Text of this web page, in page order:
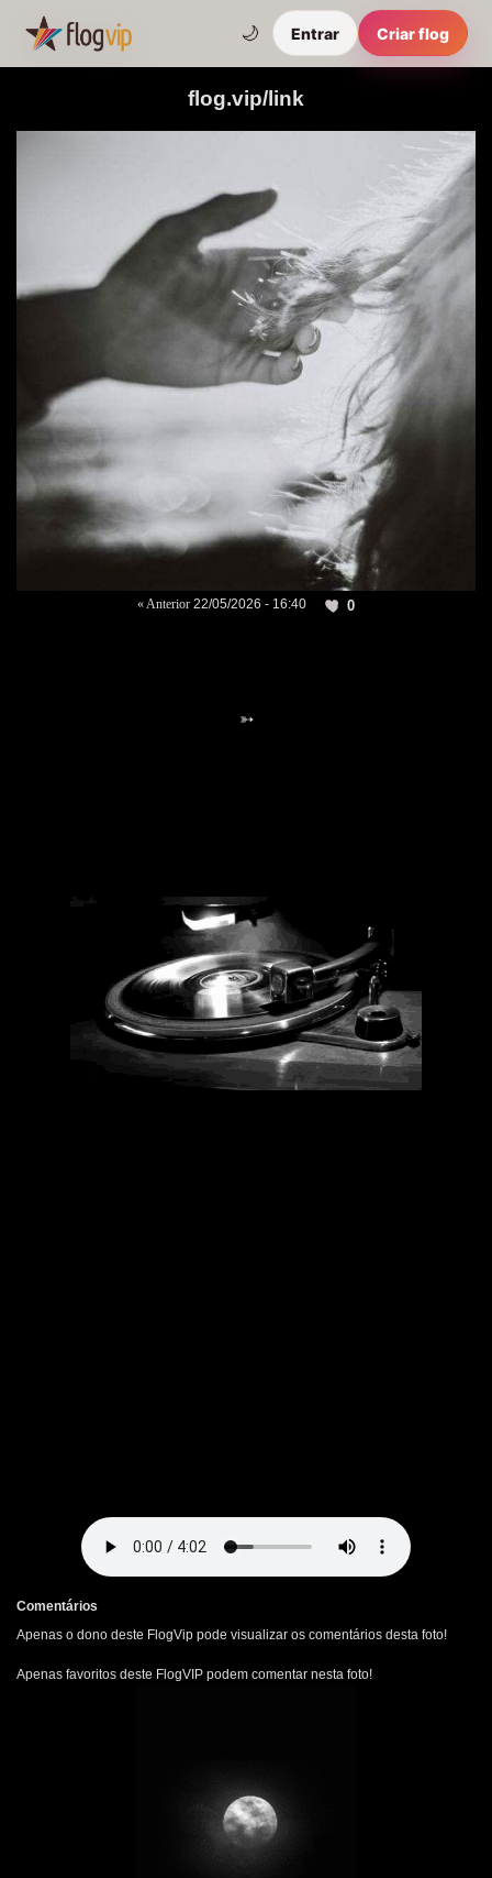
🌙 Entrar Criar flog
flog.vip/link
« Anterior 22/05/2026 - 16:40 0
➳
Comentários
Apenas o dono deste FlogVip pode visualizar os comentários desta foto!
Apenas favoritos deste FlogVIP podem comentar nesta foto!